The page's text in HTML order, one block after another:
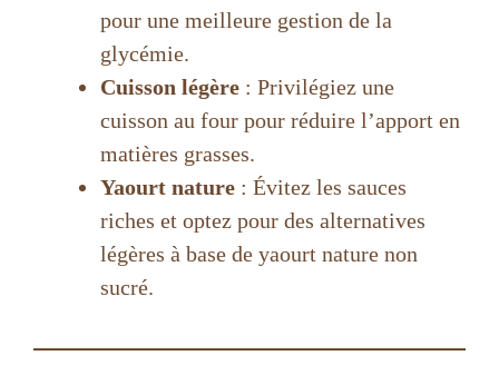
pour une meilleure gestion de la
glycémie.
Cuisson légère : Privilégiez une
cuisson au four pour réduire l’apport en
matières grasses.
Yaourt nature : Évitez les sauces
riches et optez pour des alternatives
légères à base de yaourt nature non
sucré.